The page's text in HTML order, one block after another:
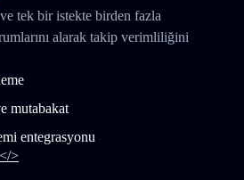
ve tek bir istekte birden fazla
alarak takip verimliliğini
mutabakat
entegrasyonu
>